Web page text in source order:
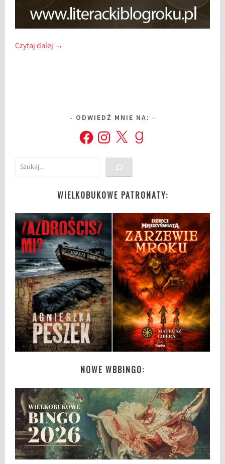
Czytaj dalej →
ODWIEDŹ MNIE NA:
FacebookInstagram
X Goodreads
Szukaj
WIELKOBUKOWE PATRONATY:
NOWE WBBINGO: